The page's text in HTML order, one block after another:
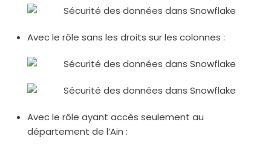
Avec le rôle sans les droits sur les colonnes :
Avec le rôle ayant accès seulement au
département de l’Ain :